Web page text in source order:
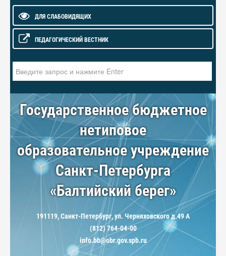
ДЛЯ СЛАБОВИДЯЩИХ
ПЕДАГОГИЧЕСКИЙ ВЕСТНИК
Государственное бюджетное
нетиповое
образовательное учреждение
Санкт-Петербурга
«Балтийский берег»
191119, Санкт-Петербург, ул. Черняховского д.49 А
(812) 764-04-00
info.bb@obr.gov.spb.ru